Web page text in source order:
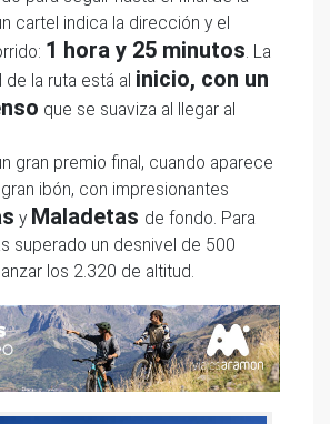
cartel indica la dirección y el
1 hora y 25 minutos. La
la ruta está al inicio, con un
que se suaviza al llegar al
gran premio final, cuando aparece
ibón, con impresionantes
y Maladetas de fondo. Para
superado un desnivel de 500
los 2.320 de altitud.